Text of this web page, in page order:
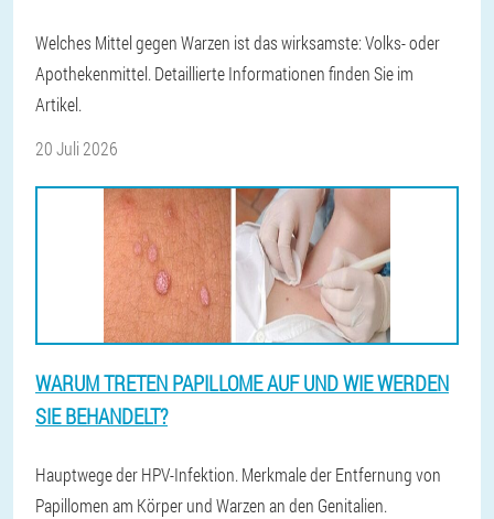
Welches Mittel gegen Warzen ist das wirksamste: Volks- oder
Apothekenmittel. Detaillierte Informationen finden Sie im
Artikel.
20 Juli 2026
WARUM TRETEN PAPILLOME AUF UND WIE WERDEN
SIE BEHANDELT?
Hauptwege der HPV-Infektion. Merkmale der Entfernung von
Papillomen am Körper und Warzen an den Genitalien.